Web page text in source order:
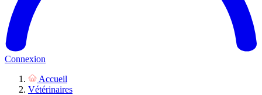
Connexion
Accueil
Vétérinaires